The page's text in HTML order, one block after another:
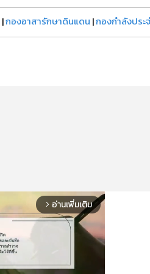
|กองอาสารักษาดินแดน |กองกำลังประ
arrow_forward_ios อ่านเพิ่มเติม